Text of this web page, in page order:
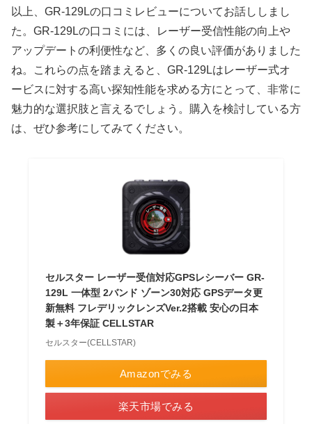
以上、GR-129Lの口コミレビューについてお話ししまし
た。GR-129Lの口コミには、レーザー受信性能の向上や
アップデートの利便性など、多くの良い評価がありました
ね。これらの点を踏まえると、GR-129Lはレーザー式オ
ービスに対する高い探知性能を求める方にとって、非常に
魅力的な選択肢と言えるでしょう。購入を検討している方
は、ぜひ参考にしてみてください。
セルスター レーザー受信対応GPSレシーバー GR-
129L 一体型 2バンド ゾーン30対応 GPSデータ更
新無料 フレデリックレンズVer.2搭載 安心の日本
製＋3年保証 CELLSTAR
セルスター(CELLSTAR)
Amazonでみる
楽天市場でみる